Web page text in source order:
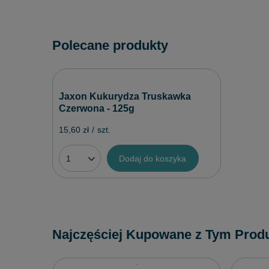
Polecane produkty
Jaxon Kukurydza Truskawka
Czerwona - 125g
15,60 zł / szt.
Dodaj do koszyka
Najczęściej Kupowane z Tym